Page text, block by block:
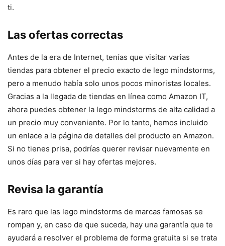
ti.
Las ofertas correctas
Antes de la era de Internet, tenías que visitar varias
tiendas para obtener el precio exacto de lego mindstorms,
pero a menudo había solo unos pocos minoristas locales.
Gracias a la llegada de tiendas en línea como Amazon IT,
ahora puedes obtener la lego mindstorms de alta calidad a
un precio muy conveniente. Por lo tanto, hemos incluido
un enlace a la página de detalles del producto en Amazon.
Si no tienes prisa, podrías querer revisar nuevamente en
unos días para ver si hay ofertas mejores.
Revisa la garantía
Es raro que las lego mindstorms de marcas famosas se
rompan y, en caso de que suceda, hay una garantía que te
ayudará a resolver el problema de forma gratuita si se trata